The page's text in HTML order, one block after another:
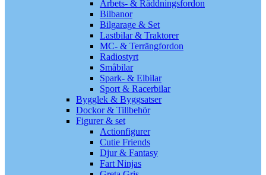
Arbets- & Räddningsfordon
Bilbanor
Bilgarage & Set
Lastbilar & Traktorer
MC- & Terrängfordon
Radiostyrt
Småbilar
Spark- & Elbilar
Sport & Racerbilar
Bygglek & Byggsatser
Dockor & Tillbehör
Figurer & set
Actionfigurer
Cutie Friends
Djur & Fantasy
Fart Ninjas